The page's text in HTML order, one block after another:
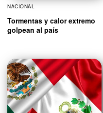
NACIONAL
Tormentas y calor extremo
golpean al país